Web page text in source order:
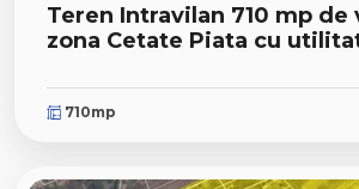
Teren Intravilan 710 mp de
zona Cetate Piata cu
710mp